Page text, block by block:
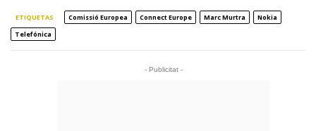
ETIQUETAS Comissió Europea Connect Europe Marc Murtra
Nokia
Telefónica
- Publicitat -